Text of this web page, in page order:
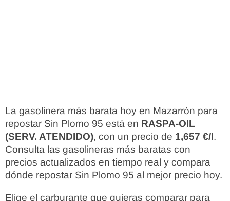
La gasolinera más barata hoy en Mazarrón para
repostar Sin Plomo 95 está en RASPA-OIL
(SERV. ATENDIDO), con un precio de 1,657 €/l.
Consulta las gasolineras más baratas con
precios actualizados en tiempo real y compara
dónde repostar Sin Plomo 95 al mejor precio hoy.
Elige el carburante que quieras comparar para